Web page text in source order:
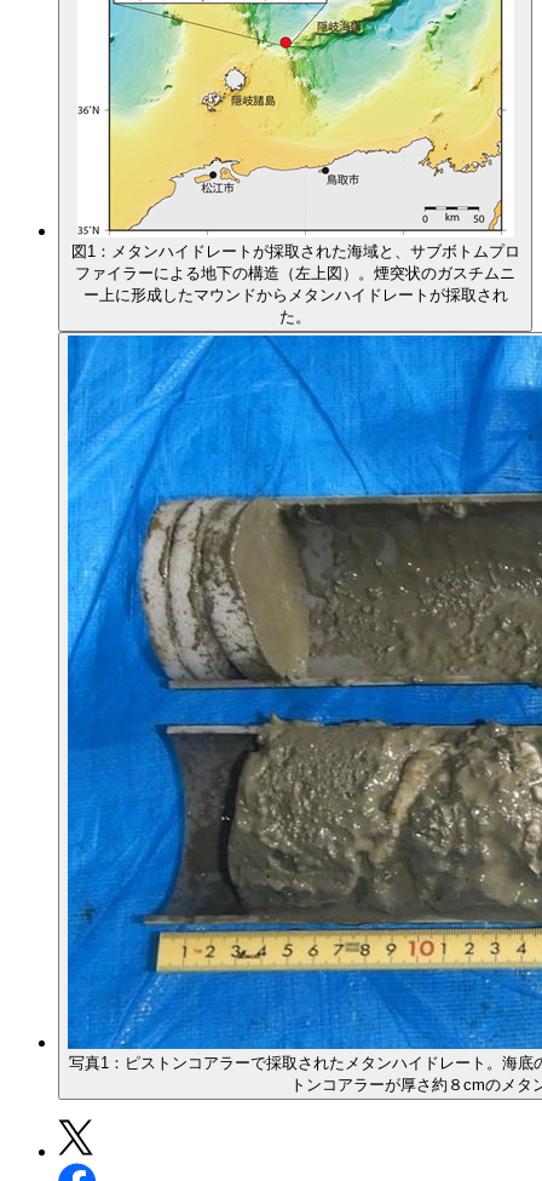
図1：メタンハイドレートが採取された海域と、サブボトムプロ
ファイラーによる地下の構造（左上図）。煙突状のガスチムニ
ー上に形成したマウンドからメタンハイドレートが採取され
た。
写真1：ピストンコアラーで採取されたメタンハイドレート。海
トンコアラーが厚さ約８cmのメ